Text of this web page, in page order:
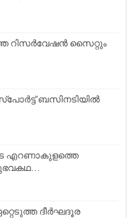
റിസർവേഷൻ സൈറ്റും
ബസിനടിയിൽ
എറണാകുളത്തെ
ദീര്‍ഘദൂര